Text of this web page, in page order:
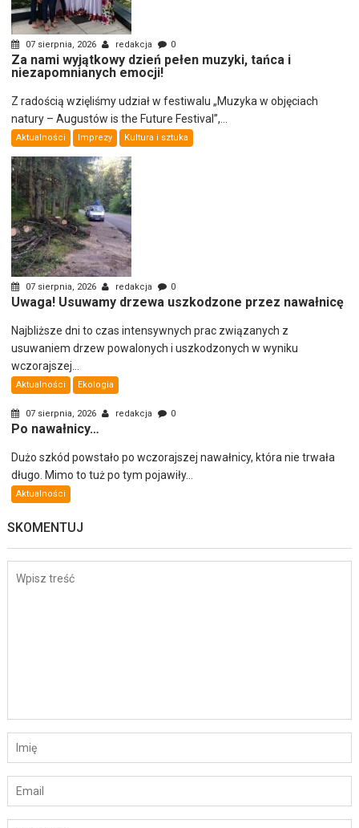
07 sierpnia, 2026 redakcja 0
Za nami wyjątkowy dzień pełen muzyki, tańca i
niezapomnianych emocji!
Z radością wzięliśmy udział w festiwalu „Muzyka w objęciach
natury – Augustów is the Future Festival”,...
Aktualności Imprezy Kultura i sztuka
07 sierpnia, 2026 redakcja 0
Uwaga! Usuwamy drzewa uszkodzone przez nawałnicę
Najbliższe dni to czas intensywnych prac związanych z
usuwaniem drzew powalonych i uszkodzonych w wyniku
wczorajszej...
Aktualności Ekologia
07 sierpnia, 2026 redakcja 0
Po nawałnicy…
Dużo szkód powstało po wczorajszej nawałnicy, która nie trwała
długo. Mimo to tuż po tym pojawiły...
Aktualności
SKOMENTUJ